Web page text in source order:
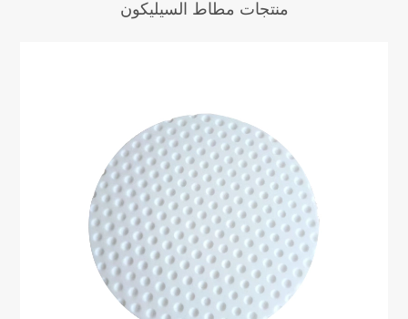
منتجات مطاط السيليكون